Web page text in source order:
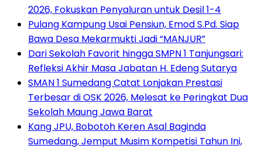
2026, Fokuskan Penyaluran untuk Desil 1-4
Pulang Kampung Usai Pensiun, Emod S.Pd. Siap
Bawa Desa Mekarmukti Jadi “MANJUR”
Dari Sekolah Favorit hingga SMPN 1 Tanjungsari:
Refleksi Akhir Masa Jabatan H. Edeng Sutarya
SMAN 1 Sumedang Catat Lonjakan Prestasi
Terbesar di OSK 2026, Melesat ke Peringkat Dua
Sekolah Maung Jawa Barat
Kang JPU, Bobotoh Keren Asal Baginda
Sumedang, Jemput Musim Kompetisi Tahun Ini,